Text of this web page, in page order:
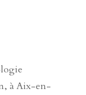
à Aix-en-